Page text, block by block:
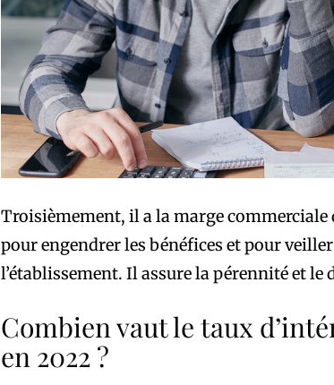
Troisièmement, il a la marge commerciale
pour engendrer les bénéfices et pour
l’établissement. Il assure la pérennité et le
Combien vaut le taux
en 2022 ?